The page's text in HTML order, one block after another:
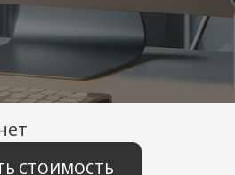
СТОИМОСТЬ